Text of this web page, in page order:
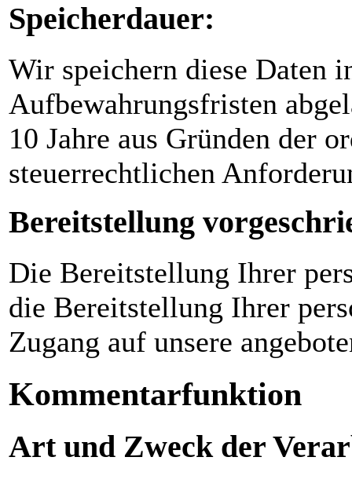
Speicherdauer:
Wir speichern diese Daten
Aufbewahrungsfristen
10 Jahre aus Gründen der
steuerrechtlichen
Bereitstellung
Die Bereitstellung Ihrer
die Bereitstellung Ihrer
Zugang auf unsere
Kommentarfunktion
Art und Zweck der